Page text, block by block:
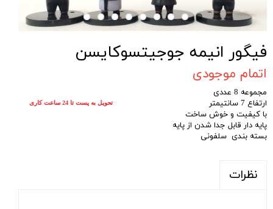
فیگور انیمه جوجیتسوکایسن
اتمام موجودی
مجموعه 8 عددی
ارتفاع 7 سانتیمتر
با کیفیت و خوش ساخت
پایه دار قابل جدا شدن از پایه
بسته بندی سلفونی
نظرات
تحویل به پست تا 24 ساعت کاری